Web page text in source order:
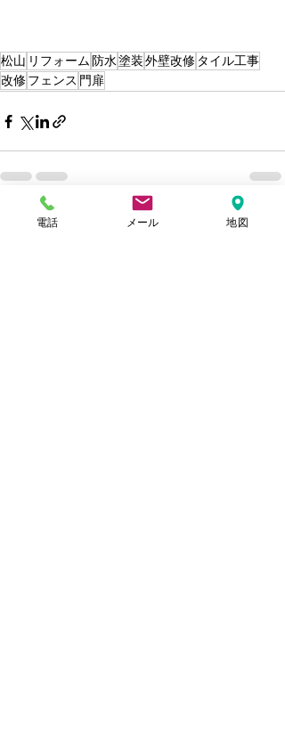
松山 リフォーム 防水塗装外壁改修 タイル工事
改修フェンス 門扉
最新記事 すべて表示
電話 メール 地図